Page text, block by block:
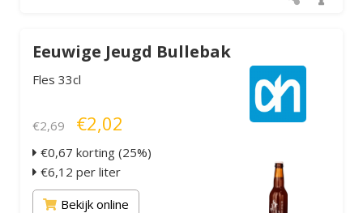
Eeuwige Jeugd Bullebak
Fles 33cl
€2,69 €2,02
€0,67 korting (25%)
€6,12 per liter
Bekijk online